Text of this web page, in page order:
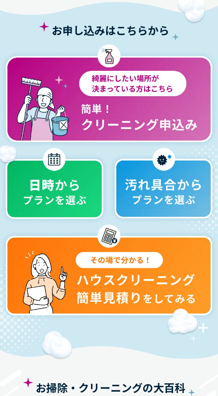
保管付き衣類クリーニングを
頼んだきっかけランキング
かさばる衣類を預けたかったから
お店に行かずにクリーニングできるのが楽だ
から
大切な服をちゃんとした環境で保管してほし
かったから
布団クリーニング
頼んだきっかけランキング
布団が重くてクリーニング屋まで運ぶの
が面倒だったから
自宅では洗えないから
布団クリーニングを専門としているところに
頼みたかったから
※このランキングは、利用者アンケートを元に作成いたしまし
た。
お申し込みはこちらから
お掃除・クリーニングの大百科